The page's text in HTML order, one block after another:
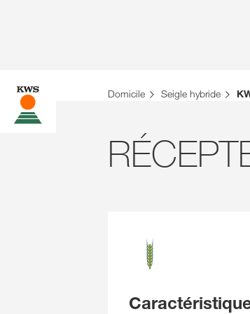
Domicile Seigle hybride